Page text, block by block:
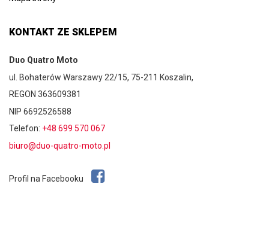
KONTAKT ZE SKLEPEM
Duo Quatro Moto
ul. Bohaterów Warszawy 22/15, 75-211 Koszalin,
REGON 363609381
NIP 6692526588
Telefon: +48 699 570 067
biuro@duo-quatro-moto.pl
Profil na Facebooku